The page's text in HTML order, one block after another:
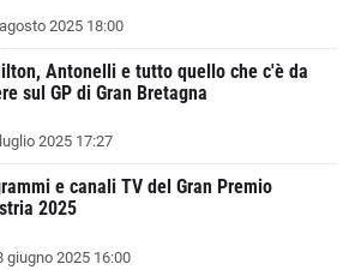
2025 18:00
Antonelli e tutto quello che c'è da
sul GP di Gran Bretagna
2025 17:27
e canali TV del Gran Premio
2025
giugno 2025 16:00